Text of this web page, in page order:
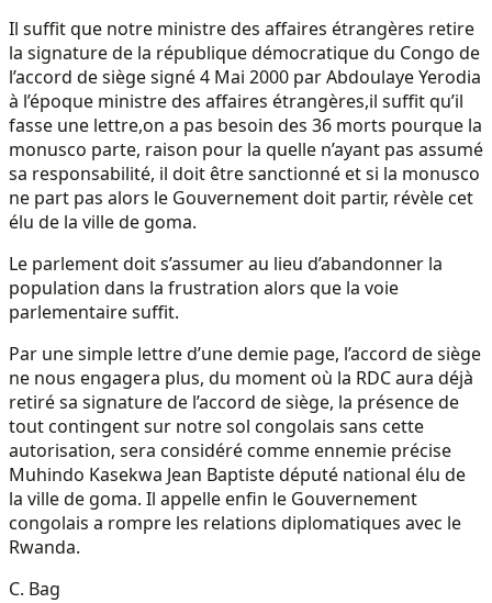
Il suffit que notre ministre des affaires étrangères retire
la signature de la république démocratique du Congo de
l’accord de siège signé 4 Mai 2000 par Abdoulaye Yerodia
à l’époque ministre des affaires étrangères,il suffit qu’il
fasse une lettre,on a pas besoin des 36 morts pourque la
monusco parte, raison pour la quelle n’ayant pas assumé
sa responsabilité, il doit être sanctionné et si la monusco
ne part pas alors le Gouvernement doit partir, révèle cet
élu de la ville de goma.
Le parlement doit s’assumer au lieu d’abandonner la
population dans la frustration alors que la voie
parlementaire suffit.
Par une simple lettre d’une demie page, l’accord de siège
ne nous engagera plus, du moment où la RDC aura déjà
retiré sa signature de l’accord de siège, la présence de
tout contingent sur notre sol congolais sans cette
autorisation, sera considéré comme ennemie précise
Muhindo Kasekwa Jean Baptiste député national élu de
la ville de goma. Il appelle enfin le Gouvernement
congolais a rompre les relations diplomatiques avec le
Rwanda.
C. Bag